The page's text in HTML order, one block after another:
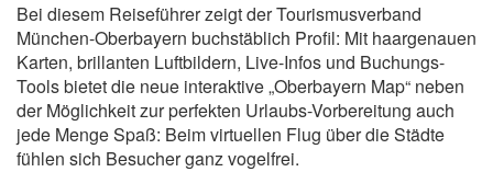
Bei diesem Reiseführer zeigt der Tourismusverband
München-Oberbayern buchstäblich Profil: Mit haargenauen
Karten, brillanten Luftbildern, Live-Infos und Buchungs-
Tools bietet die neue interaktive „Oberbayern Map“ neben
der Möglichkeit zur perfekten Urlaubs-Vorbereitung auch
jede Menge Spaß: Beim virtuellen Flug über die Städte
fühlen sich Besucher ganz vogelfrei.